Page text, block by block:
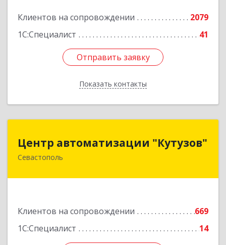
Клиентов на сопровождении
2079
1С:Специалист
41
Отправить заявку
Показать контакты
Отправить заявку
Назад
Центр автоматизации "Кутузов"
Севастополь
Клиентов на сопровождении
669
1С:Специалист
14
299011, Севастополь г, Генерала Петрова ул,